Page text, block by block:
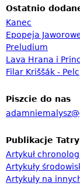
l
a
r
z
w
y
s
u
k
i
Ostatnio
Kanec
Epopeja
Preludium
Lava Hrana i
Filar Kriššák - Pelc
Piszcie do nas
Publikacje
Artykuł
Artykuły
Artykuły na